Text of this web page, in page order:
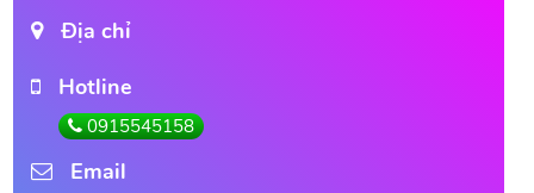
Địa chỉ
Hotline
0915545158
Email